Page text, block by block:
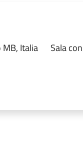
MB, Italia Sala